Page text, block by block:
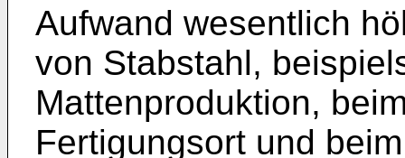
Aufwand wesentlich
von Stabstahl,
Mattenproduktion,
Fertigungsort und